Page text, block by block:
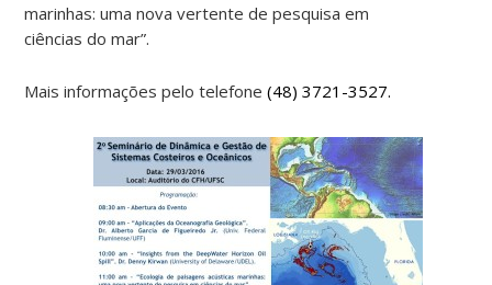
marinhas: uma nova vertente de pesquisa em
ciências do mar”.
Mais informações pelo telefone(48) 3721-3527.